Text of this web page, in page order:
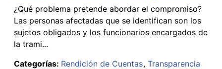
¿Qué problema pretende abordar el compromiso?
Las personas afectadas que se identifican son los
sujetos obligados y los funcionarios encargados de
la trami...
Categorías: Rendición de Cuentas Transparencia